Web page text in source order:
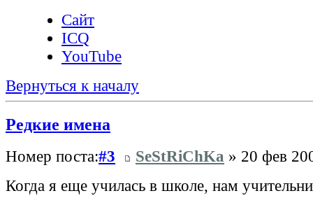
Сайт
ICQ
YouTube
Вернуться к началу
Редкие имена
Номер поста:#3 SeStRiChKa » 20 фев
Когда я еще училась в школе, нам